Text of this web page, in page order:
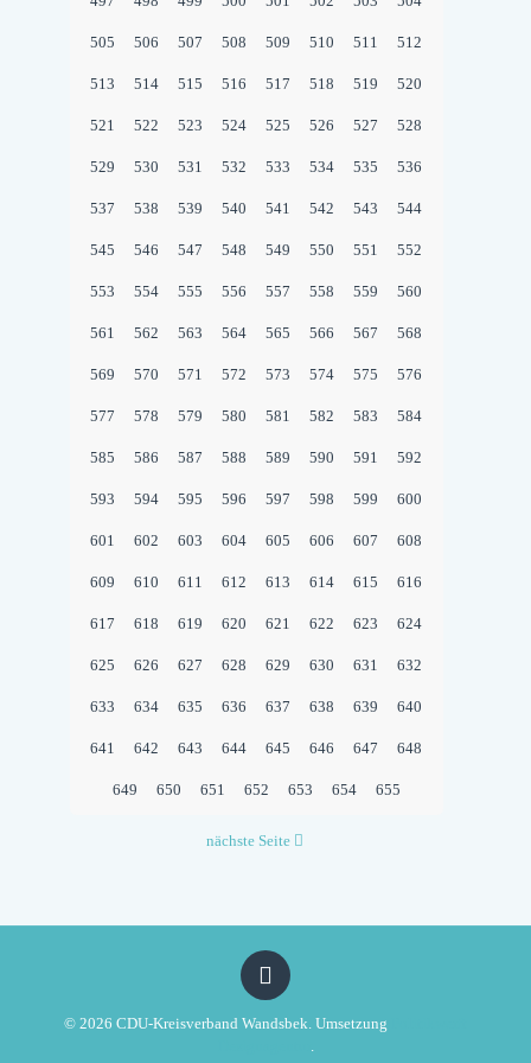
505 506 507 508 509 510 511 512
513 514 515 516 517 518 519 520
521 522 523 524 525 526 527 528
529 530 531 532 533 534 535 536
537 538 539 540 541 542 543 544
545 546 547 548 549 550 551 552
553 554 555 556 557 558 559 560
561 562 563 564 565 566 567 568
569 570 571 572 573 574 575 576
577 578 579 580 581 582 583 584
585 586 587 588 589 590 591 592
593 594 595 596 597 598 599 600
601 602 603 604 605 606 607 608
609 610 611 612 613 614 615 616
617 618 619 620 621 622 623 624
625 626 627 628 629 630 631 632
633 634 635 636 637 638 639 640
641 642 643 644 645 646 647 648
649 650 651 652 653 654 655
nächste Seite
© 2026 CDU-Kreisverband Wandsbek. Umsetzung
.